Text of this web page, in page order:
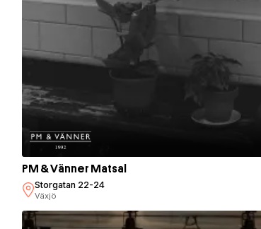
PM & Vänner Matsal
Storgatan 22-24
Växjö